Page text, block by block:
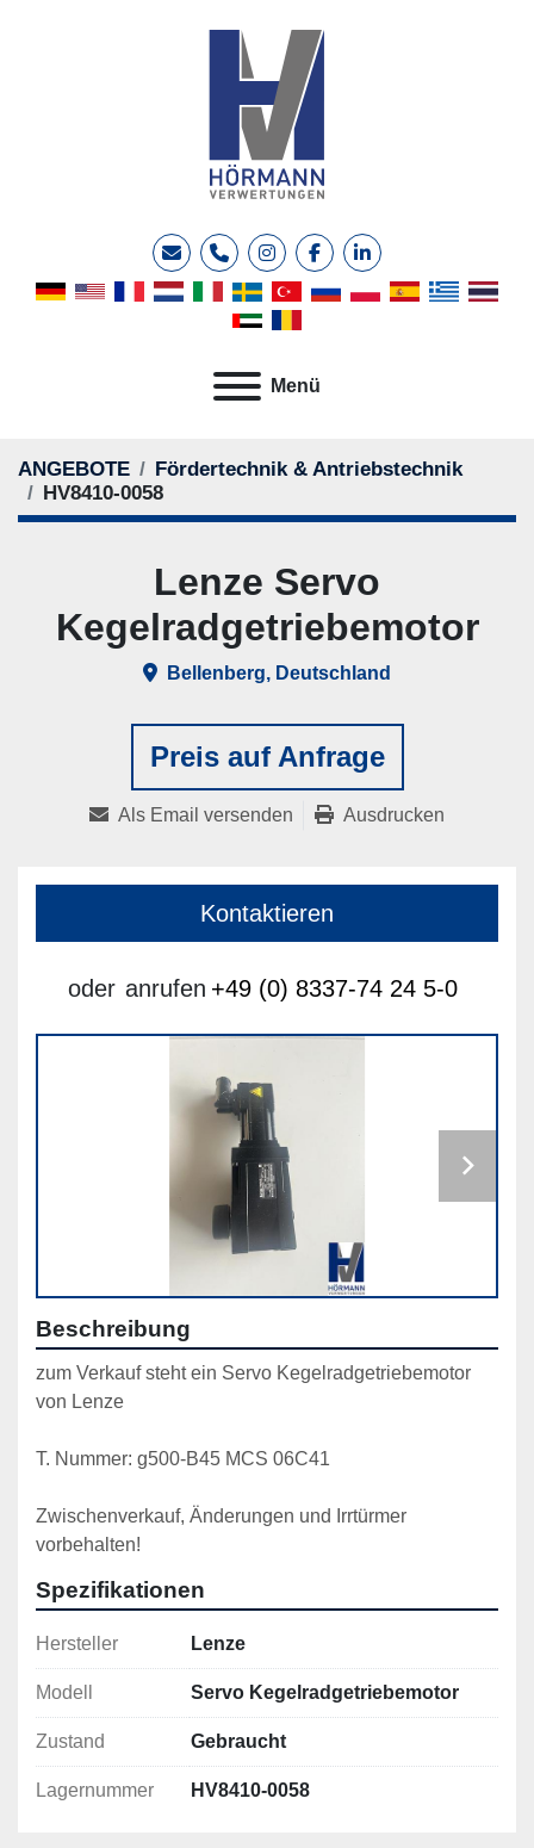
E-MailTelefoninstagramfacebooklinkedin
Menü
ANGEBOTE
Fördertechnik & Antriebstechnik
HV8410-0058
Preis auf Anfrage
Lenze Servo
Kegelradgetriebemotor
Bellenberg, Deutschland
Als Email versenden Ausdrucken
Kontaktieren
oder anrufen +49 (0) 8337-74 24 5-0
Beschreibung
zum Verkauf steht ein Servo Kegelradgetriebemotor
von Lenze
T. Nummer: g500-B45 MCS 06C41
Zwischenverkauf, Änderungen und Irrtürmer
vorbehalten!
Spezifikationen
Hersteller Lenze
Modell Servo Kegelradgetriebemotor
Zustand Gebraucht
Lagernummer HV8410-0058